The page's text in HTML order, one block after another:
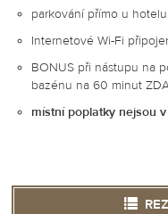
parkování přímo u hotelu
Internetové Wi-Fi
BONUS při nástupu na
bazénu na 60 minut
místní poplatky nejsou